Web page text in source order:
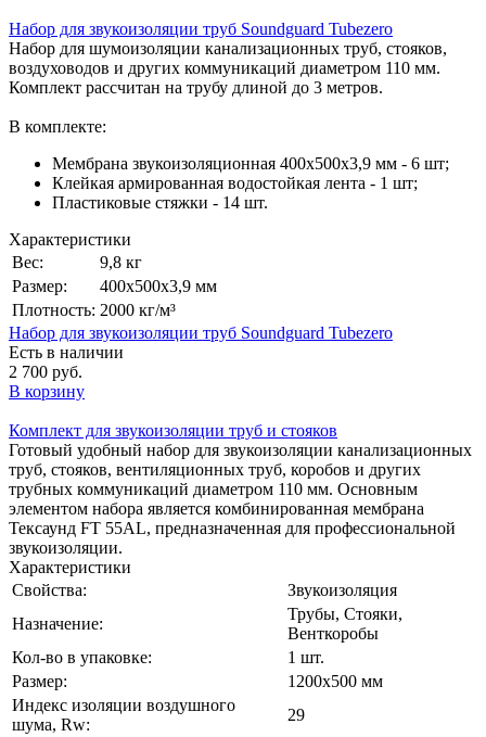
Набор для звукоизоляции труб Soundguard Tubezero
Набор для шумоизоляции канализационных труб, стояков,
воздуховодов и других коммуникаций диаметром 110 мм.
Комплект рассчитан на трубу длиной до 3 метров.
В комплекте:
Мембрана звукоизоляционная 400x500x3,9 мм - 6 шт;
Клейкая армированная водостойкая лента - 1 шт;
Пластиковые стяжки - 14 шт.
Характеристики
Вес:
9,8 кг
Размер:
400x500x3,9 мм
Плотность: 2000 кг/м³
Набор для звукоизоляции труб Soundguard Tubezero
Есть в наличии
2 700 руб.
В корзину
Комплект для звукоизоляции труб и стояков
Готовый удобный набор для звукоизоляции канализационных
труб, стояков, вентиляционных труб, коробов и других
трубных коммуникаций диаметром 110 мм. Основным
элементом набора является комбинированная мембрана
Тексаунд FT 55AL, предназначенная для профессиональной
звукоизоляции.
Характеристики
Свойства:
Звукоизоляция
Назначение:
Трубы, Стояки,
Венткоробы
Кол-во в упаковке:
1 шт.
Размер:
1200x500 мм
Индекс изоляции воздушного
шума, Rw:
29